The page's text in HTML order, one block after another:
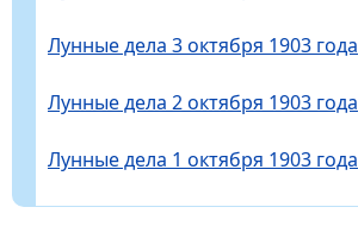
Лунные дела 3 октября 1903 года
Лунные дела 2 октября 1903 года
Лунные дела 1 октября 1903 года